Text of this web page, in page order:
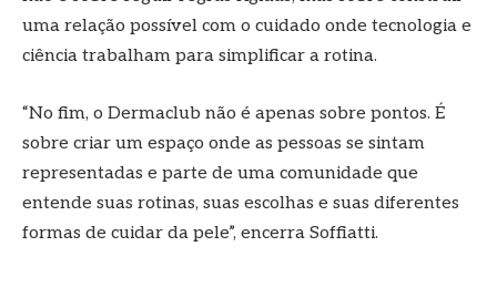
uma relação possível com o cuidado onde tecnologia e
ciência trabalham para simplificar a rotina.
“No fim, o Dermaclub não é apenas sobre pontos. É
sobre criar um espaço onde as pessoas se sintam
representadas e parte de uma comunidade que
entende suas rotinas, suas escolhas e suas diferentes
formas de cuidar da pele”, encerra Soffiatti.